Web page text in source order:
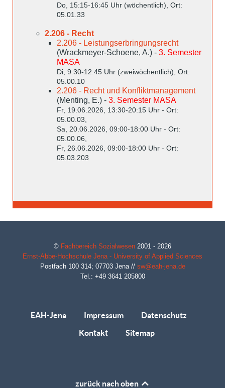
Do, 15:15-16:45 Uhr (wöchentlich), Ort:
05.01.33
2.206 - Recht
2.206 - Leistungserbringungsrecht
(Wrackmeyer-Schoene, A.) - 3. Semester
MASA
Di, 9:30-12:45 Uhr (zweiwöchentlich), Ort:
05.00.10
2.206 - Recht und Konfliktmanagement
(Menting, E.) - 3. Semester MASA
Fr, 19.06.2026, 13:30-20:15 Uhr - Ort:
05.00.03,
Sa, 20.06.2026, 09:00-18:00 Uhr - Ort:
05.00.06,
Fr, 26.06.2026, 09:00-18:00 Uhr - Ort:
05.03.203
© Fachbereich Sozialwesen 2001 - 2026
Ernst-Abbe-Hochschule Jena - University of Applied Sciences
Postfach 100 314; 07703 Jena// sw@eah-jena.de
Tel.: +49 3641 205800
EAH-Jena Impressum
Datenschutz
Kontakt
Sitemap
zurück nach oben